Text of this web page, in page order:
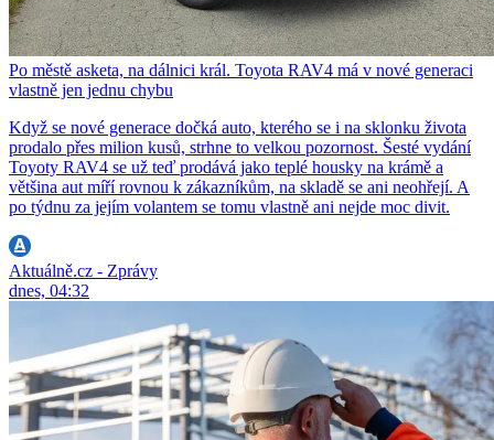
Po městě asketa, na dálnici král. Toyota RAV4 má v nové generaci
vlastně jen jednu chybu
Když se nové generace dočká auto, kterého se i na sklonku života
prodalo přes milion kusů, strhne to velkou pozornost. Šesté vydání
Toyoty RAV4 se už teď prodává jako teplé housky na krámě a
většina aut míří rovnou k zákazníkům, na skladě se ani neohřejí. A
po týdnu za jejím volantem se tomu vlastně ani nejde moc divit.
Aktuálně.cz - Zprávy
dnes, 04:32